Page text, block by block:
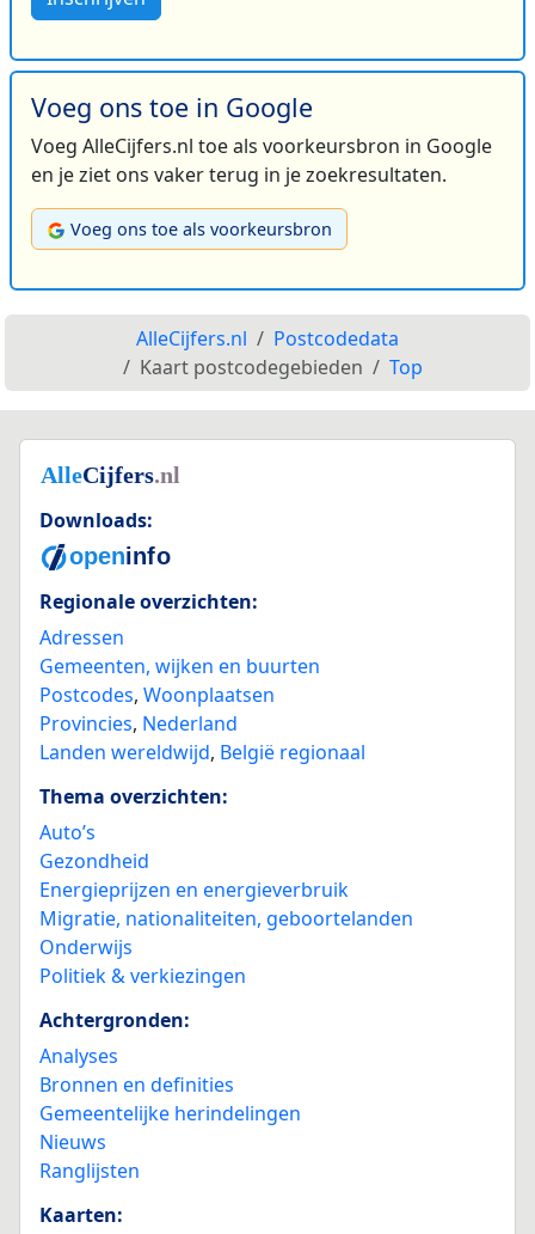
Voeg ons toe in Google
Voeg AlleCijfers.nl toe als voorkeursbron in Google
en je ziet ons vaker terug in je zoekresultaten.
Voeg ons toe als voorkeursbron
AlleCijfers.nl
Postcodedata
Kaart postcodegebieden
Top
Downloads:
Regionale overzichten:
Adressen
Gemeenten, wijken en buurten
Postcodes, Woonplaatsen
Provincies, Nederland
Landen wereldwijd, België regionaal
Thema overzichten:
Auto’s
Gezondheid
Energieprijzen en energieverbruik
Migratie, nationaliteiten, geboortelanden
Onderwijs
Politiek & verkiezingen
Achtergronden:
Analyses
Bronnen en definities
Gemeentelijke herindelingen
Nieuws
Ranglijsten
Kaarten: